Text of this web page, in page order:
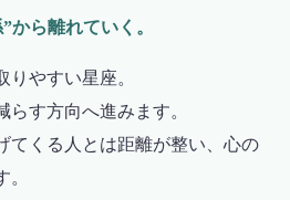
から離れていく。
やすい星座。
らす方向へ進みます。
てくる人とは距離が整い、心の